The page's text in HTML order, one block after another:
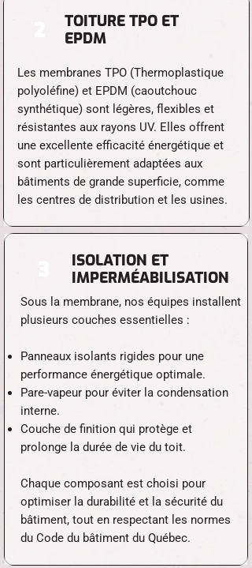
TOITURE TPO ET
EPDM
Les membranes TPO (Thermoplastique
polyoléfine) et EPDM (caoutchouc
synthétique) sont légères, flexibles et
résistantes aux rayons UV. Elles offrent
une excellente efficacité énergétique et
sont particulièrement adaptées aux
bâtiments de grande superficie, comme
les centres de distribution et les usines.
ISOLATION ET
IMPERMÉABILISATION
Sous la membrane, nos équipes installent
plusieurs couches essentielles :
Panneaux isolants rigides pour une
performance énergétique optimale.
Pare-vapeur pour éviter la condensation
interne.
Couche de finition qui protège et
prolonge la durée de vie du toit.
Chaque composant est choisi pour
optimiser la durabilité et la sécurité du
bâtiment, tout en respectant les normes
du Code du bâtiment du Québec.